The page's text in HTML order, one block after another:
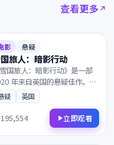
查看更多
7.8
影 悬疑
旅人：暗影行动
雪国旅人：暗影行动》是一部
年来自英国的悬疑佳作。一
尘封多年的往事，所有线索
指向一个无法回避的抉择。
年来不可多得的院线佳作，
疑 英国
195,554 立即观看